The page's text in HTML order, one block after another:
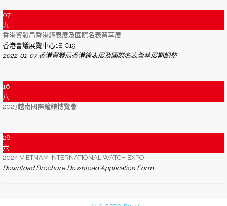
07
九
香港貿發局香港鐘表展及國際名表薈萃展
香港會議展覽中心1E-C19
2022-01-07 香港貿發局香港鐘表展及國際名表薈萃展期調整
16
八
2023越南國際鐘錶博覽會
28
六
2024 VIETNAM INTERNATIONAL WATCH EXPO
Download Brochure Download Application Form